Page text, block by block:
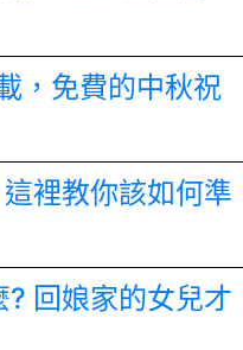
，免費的中秋祝
裡教你該如何準
回娘家的女兒才